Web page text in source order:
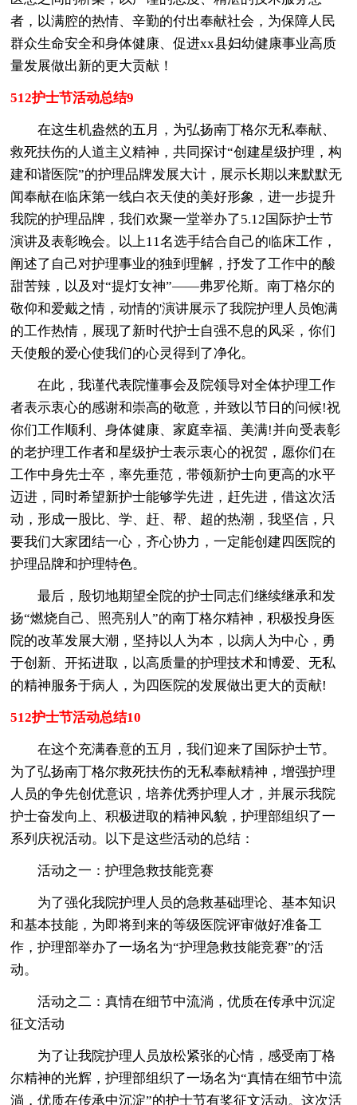
者，以满腔的热情、辛勤的付出奉献社会，为保障人民
群众生命安全和身体健康、促进xx县妇幼健康事业高质
量发展做出新的更大贡献！
512护士节活动总结9
在这生机盎然的五月，为弘扬南丁格尔无私奉献、
救死扶伤的人道主义精神，共同探讨“创建星级护理，构
建和谐医院”的护理品牌发展大计，展示长期以来默默无
闻奉献在临床第一线白衣天使的美好形象，进一步提升
我院的护理品牌，我们欢聚一堂举办了5.12国际护士节
演讲及表彰晚会。以上11名选手结合自己的临床工作，
阐述了自己对护理事业的独到理解，抒发了工作中的酸
甜苦辣，以及对“提灯女神”——弗罗伦斯。南丁格尔的
敬仰和爱戴之情，动情的'演讲展示了我院护理人员饱满
的工作热情，展现了新时代护士自强不息的风采，你们
天使般的爱心使我们的心灵得到了净化。
在此，我谨代表院懂事会及院领导对全体护理工作
者表示衷心的感谢和崇高的敬意，并致以节日的问候!祝
你们工作顺利、身体健康、家庭幸福、美满!并向受表彰
的老护理工作者和星级护士表示衷心的祝贺，愿你们在
工作中身先士卒，率先垂范，带领新护士向更高的水平
迈进，同时希望新护士能够学先进，赶先进，借这次活
动，形成一股比、学、赶、帮、超的热潮，我坚信，只
要我们大家团结一心，齐心协力，一定能创建四医院的
护理品牌和护理特色。
最后，殷切地期望全院的护士同志们继续继承和发
扬“燃烧自己、照亮别人”的南丁格尔精神，积极投身医
院的改革发展大潮，坚持以人为本，以病人为中心，勇
于创新、开拓进取，以高质量的护理技术和博爱、无私
的精神服务于病人，为四医院的发展做出更大的贡献!
512护士节活动总结10
在这个充满春意的五月，我们迎来了国际护士节。
为了弘扬南丁格尔救死扶伤的无私奉献精神，增强护理
人员的争先创优意识，培养优秀护理人才，并展示我院
护士奋发向上、积极进取的精神风貌，护理部组织了一
系列庆祝活动。以下是这些活动的总结：
活动之一：护理急救技能竞赛
为了强化我院护理人员的急救基础理论、基本知识
和基本技能，为即将到来的等级医院评审做好准备工
作，护理部举办了一场名为“护理急救技能竞赛”的'活
动。
活动之二：真情在细节中流淌，优质在传承中沉淀
征文活动
为了让我院护理人员放松紧张的心情，感受南丁格
尔精神的光辉，护理部组织了一场名为“真情在细节中流
淌，优质在传承中沉淀”的护士节有奖征文活动。这次活